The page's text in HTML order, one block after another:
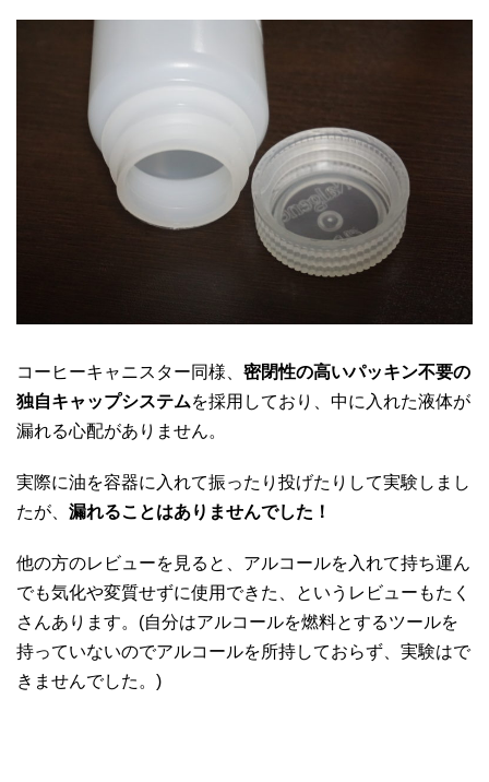
コーヒーキャニスター同様、 密閉性の高いパッキン不要の
独自キャップシステムを採用しており、中に入れた液体が
漏れる心配がありません。
実際に油を容器に入れて振ったり投げたりして実験しまし
たが、 漏れることはありませんでした！
他の方のレビューを見ると、アルコールを入れて持ち運ん
でも気化や変質せずに使用できた、というレビューもたく
さんあります。(自分はアルコールを燃料とするツールを
持っていないのでアルコールを所持しておらず、実験はで
きませんでした。)